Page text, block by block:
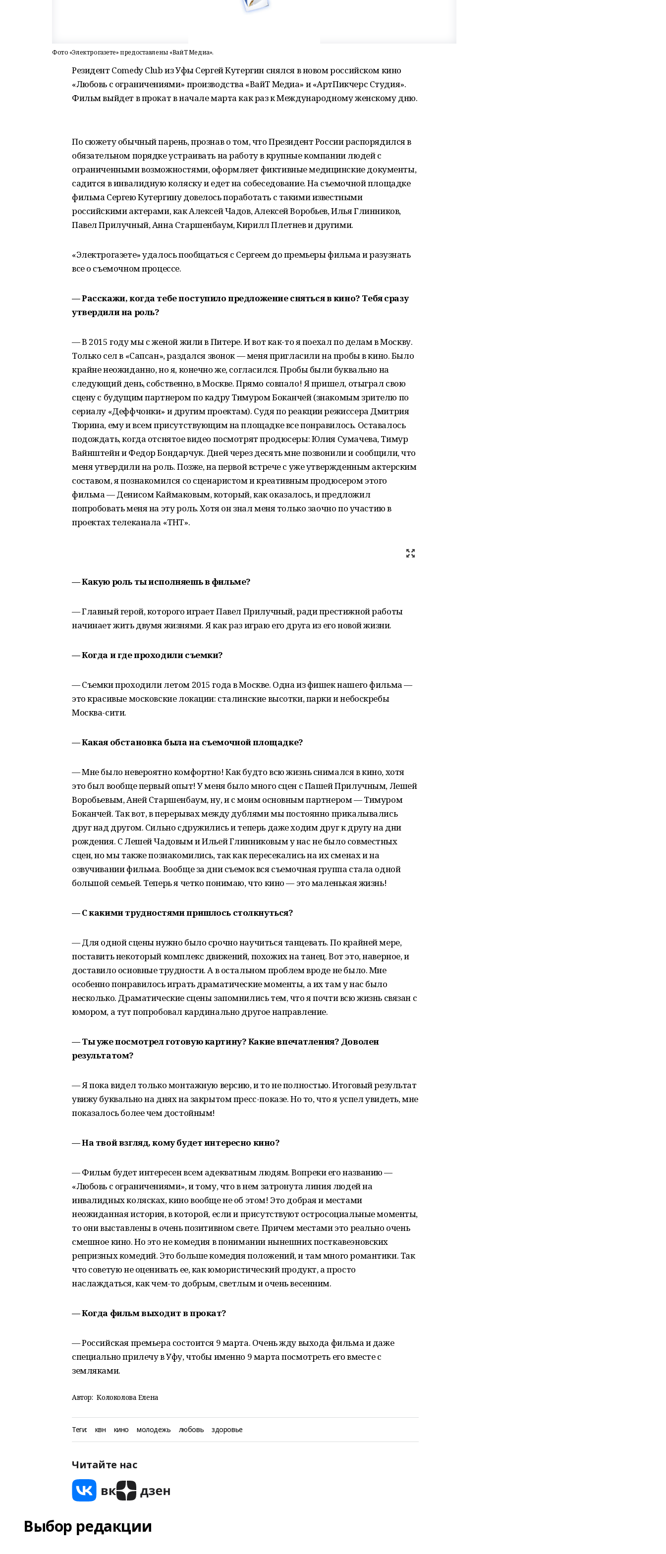
Фото «Электрогазете» предоставлены «ВайТ Медиа».
Резидент Comedy Club из Уфы Сергей Кутергин снялся в новом российском кино
«Любовь с ограничениями» производства «ВайТ Медиа» и «АртПикчерс Студия».
Фильм выйдет в прокат в начале марта как раз к Международному женскому дню.
По сюжету обычный парень, прознав о том, что Президент России распорядился в
обязательном порядке устраивать на работу в крупные компании людей с
ограниченными возможностями, оформляет фиктивные медицинские документы,
садится в инвалидную коляску и едет на собеседование. На съемочной площадке
фильма Сергею Кутергину довелось поработать с такими известными
российскими актерами, как Алексей Чадов, Алексей Воробьев, Илья Глинников,
Павел Прилучный, Анна Старшенбаум, Кирилл Плетнев и другими.
«Электрогазете» удалось пообщаться с Сергеем до премьеры фильма и разузнать
все о съемочном процессе.
— Расскажи, когда тебе поступило предложение сняться в кино? Тебя сразу
утвердили на роль?
— В 2015 году мы с женой жили в Питере. И вот как-то я поехал по делам в Москву.
Только сел в «Сапсан», раздался звонок — меня пригласили на пробы в кино. Было
крайне неожиданно, но я, конечно же, согласился. Пробы были буквально на
следующий день, собственно, в Москве. Прямо совпало! Я пришел, отыграл свою
сцену с будущим партнером по кадру Тимуром Боканчей (знакомым зрителю по
сериалу «Деффчонки» и другим проектам). Судя по реакции режиссера Дмитрия
Тюрина, ему и всем присутствующим на площадке все понравилось. Оставалось
подождать, когда отснятое видео посмотрят продюсеры: Юлия Сумачева, Тимур
Вайнштейн и Федор Бондарчук. Дней через десять мне позвонили и сообщили, что
меня утвердили на роль. Позже, на первой встрече с уже утвержденным актерским
составом, я познакомился со сценаристом и креативным продюсером этого
фильма — Денисом Каймаковым, который, как оказалось, и предложил
попробовать меня на эту роль. Хотя он знал меня только заочно по участию в
проектах телеканала «ТНТ».
— Какую роль ты исполняешь в фильме?
— Главный герой, которого играет Павел Прилучный, ради престижной работы
начинает жить двумя жизнями. Я как раз играю его друга из его новой жизни.
— Когда и где проходили съемки?
— Съемки проходили летом 2015 года в Москве. Одна из фишек нашего фильма —
это красивые московские локации: сталинские высотки, парки и небоскребы
Москва-сити.
— Какая обстановка была на съемочной площадке?
— Мне было невероятно комфортно! Как будто всю жизнь снимался в кино, хотя
это был вообще первый опыт! У меня было много сцен с Пашей Прилучным, Лешей
Воробьевым, Аней Старшенбаум, ну, и с моим основным партнером — Тимуром
Боканчей. Так вот, в перерывах между дублями мы постоянно прикалывались
друг над другом. Сильно сдружились и теперь даже ходим друг к другу на дни
рождения. С Лешей Чадовым и Ильей Глинниковым у нас не было совместных
сцен, но мы также познакомились, так как пересекались на их сменах и на
озвучивании фильма. Вообще за дни съемок вся съемочная группа стала одной
большой семьей. Теперь я четко понимаю, что кино — это маленькая жизнь!
— С какими трудностями пришлось столкнуться?
— Для одной сцены нужно было срочно научиться танцевать. По крайней мере,
поставить некоторый комплекс движений, похожих на танец. Вот это, наверное, и
доставило основные трудности. А в остальном проблем вроде не было. Мне
особенно понравилось играть драматические моменты, а их там у нас было
несколько. Драматические сцены запомнились тем, что я почти всю жизнь связан с
юмором, а тут попробовал кардинально другое направление.
— Ты уже посмотрел готовую картину? Какие впечатления? Доволен
результатом?
— Я пока видел только монтажную версию, и то не полностью. Итоговый результат
увижу буквально на днях на закрытом пресс-показе. Но то, что я успел увидеть, мне
показалось более чем достойным!
— На твой взгляд, кому будет интересно кино?
— Фильм будет интересен всем адекватным людям. Вопреки его названию —
«Любовь с ограничениями», и тому, что в нем затронута линия людей на
инвалидных колясках, кино вообще не об этом! Это добрая и местами
неожиданная история, в которой, если и присутствуют остросоциальные моменты,
то они выставлены в очень позитивном свете. Причем местами это реально очень
смешное кино. Но это не комедия в понимании нынешних посткавеэновских
репризных комедий. Это больше комедия положений, и там много романтики. Так
что советую не оценивать ее, как юмористический продукт, а просто
наслаждаться, как чем-то добрым, светлым и очень весенним.
— Когда фильм выходит в прокат?
— Российская премьера состоится 9 марта. Очень жду выхода фильма и даже
специально прилечу в Уфу, чтобы именно 9 марта посмотреть его вместе с
земляками.
Автор: Колоколова Елена
Теги: квн кино молодежь любовь здоровье
Читайте нас
Выбор редакции